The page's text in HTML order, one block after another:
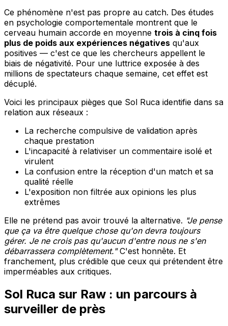
Ce phénomène n'est pas propre au catch. Des études
en psychologie comportementale montrent que le
cerveau humain accorde en moyenne trois à cinq fois
plus de poids aux expériences négatives qu'aux
positives — c'est ce que les chercheurs appellent le
biais de négativité. Pour une luttrice exposée à des
millions de spectateurs chaque semaine, cet effet est
décuplé.
Voici les principaux pièges que Sol Ruca identifie dans sa
relation aux réseaux :
La recherche compulsive de validation après
chaque prestation
L'incapacité à relativiser un commentaire isolé et
virulent
La confusion entre la réception d'un match et sa
qualité réelle
L'exposition non filtrée aux opinions les plus
extrêmes
Elle ne prétend pas avoir trouvé la alternative. "Je pense
que ça va être quelque chose qu'on devra toujours
gérer. Je ne crois pas qu'aucun d'entre nous ne s'en
débarrassera complètement."C'est honnête. Et
franchement, plus crédible que ceux qui prétendent être
imperméables aux critiques.
Sol Ruca sur Raw : un parcours à
surveiller de près